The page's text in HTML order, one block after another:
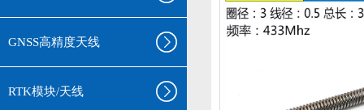
GNSS高精度天线
RTK模块/天线